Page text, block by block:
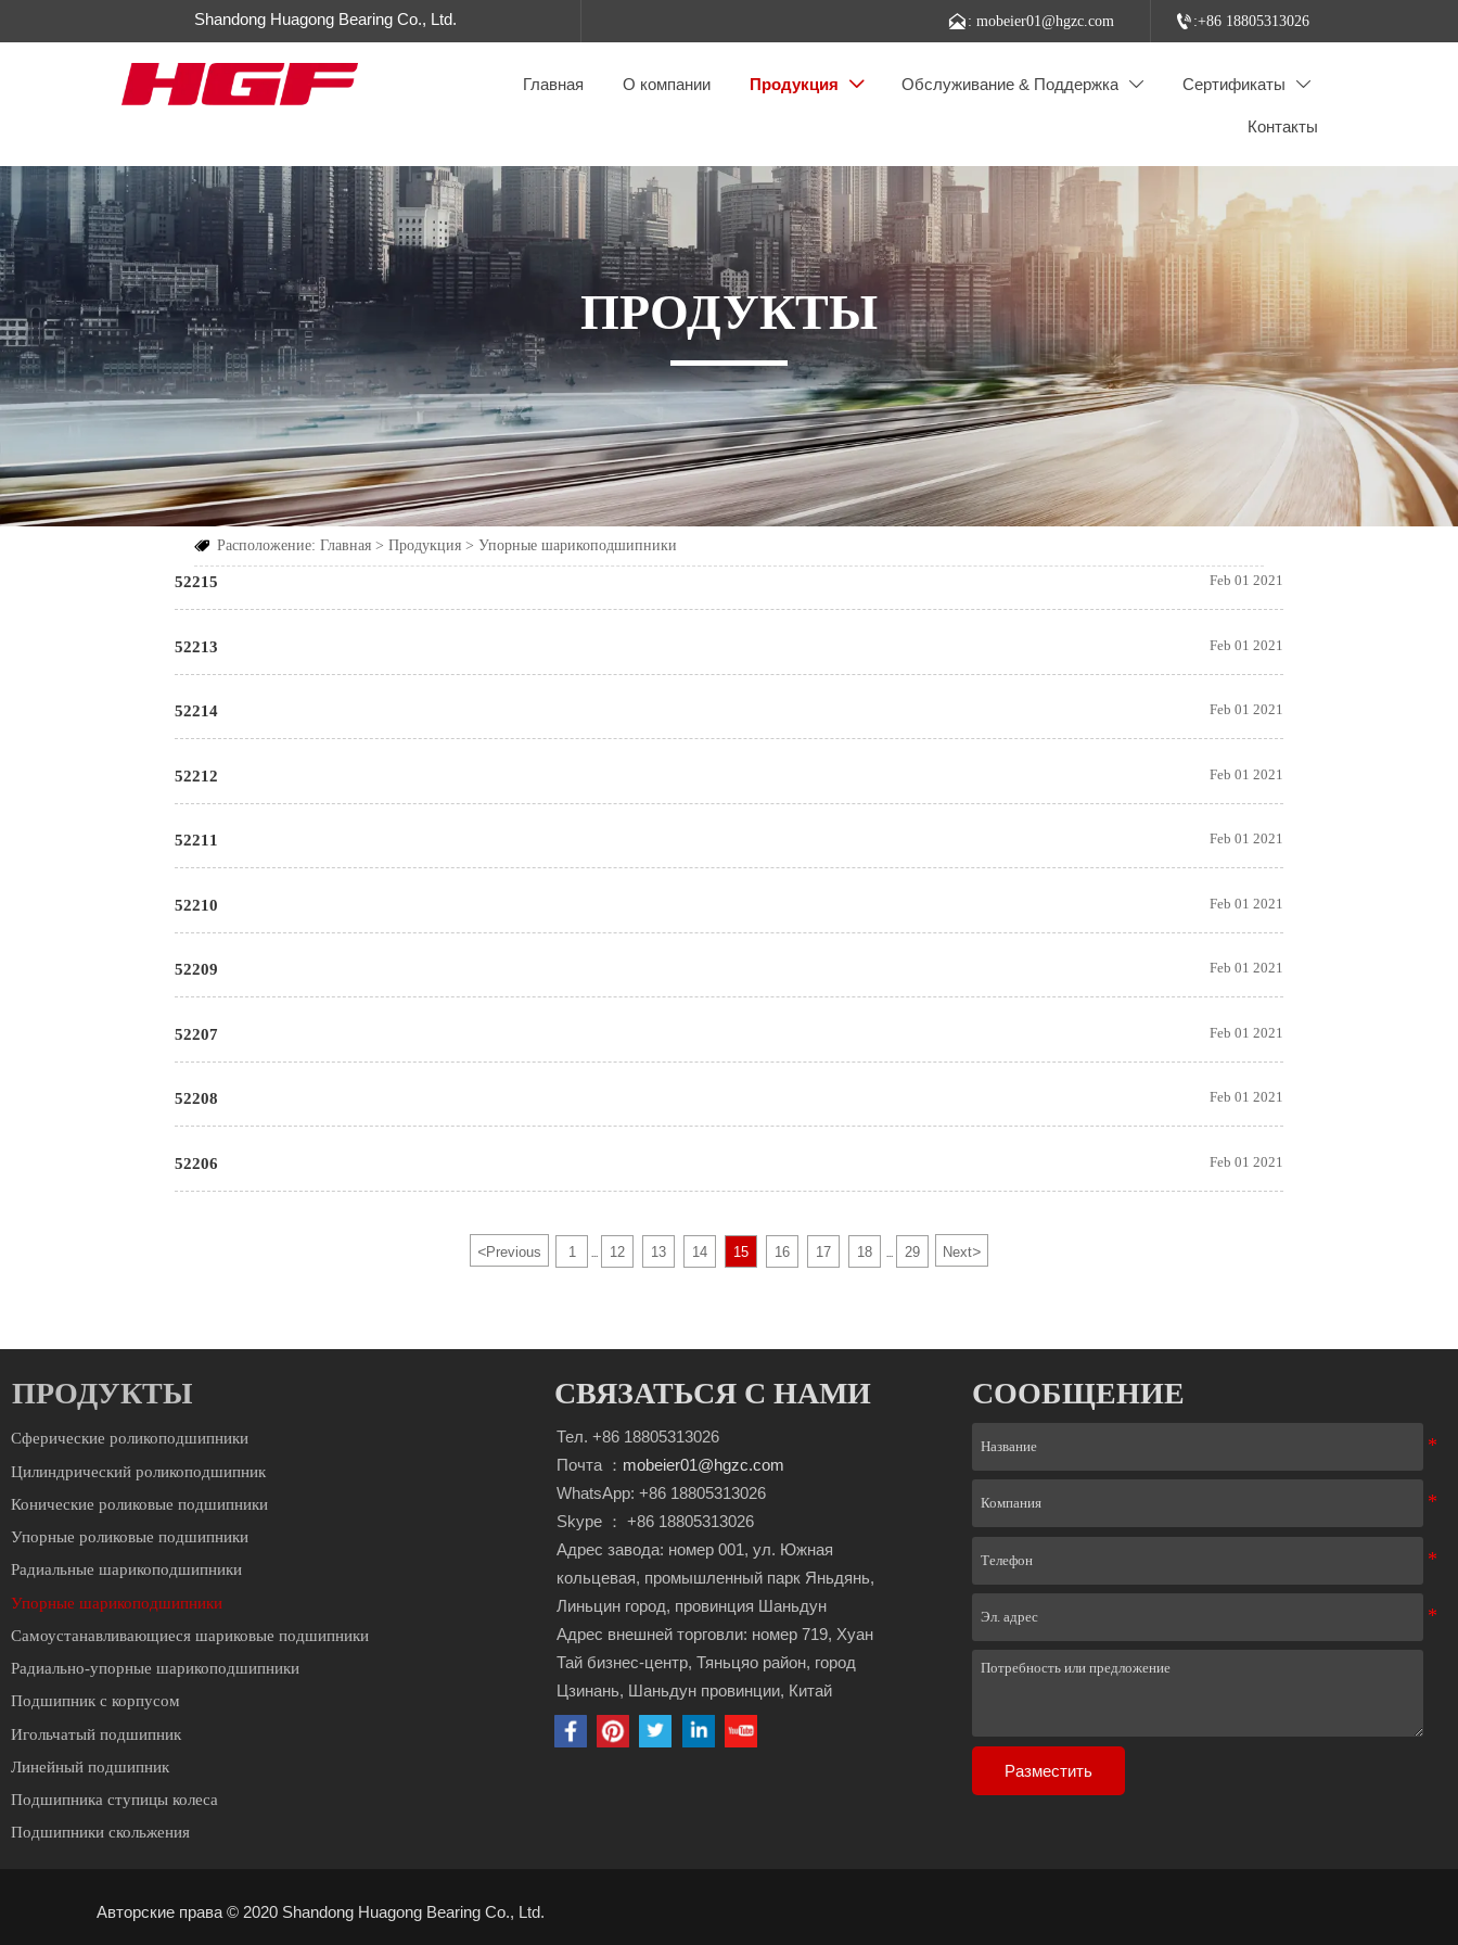
Shandong Huagong Bearing Co., Ltd. : mobeier01@hgzc.com :+86 18805313026
Главная О компании Продукция  Обслуживание & Поддержка  Сертификаты 
Контакты
ПРОДУКТЫ
 Расположение:Главная >Продукция >Упорные шарикоподшипники
52215 Feb 01 2021
52213 Feb 01 2021
52214 Feb 01 2021
52212 Feb 01 2021
52211 Feb 01 2021
52210 Feb 01 2021
52209 Feb 01 2021
52207 Feb 01 2021
52208 Feb 01 2021
52206 Feb 01 2021
<Previous 1 ... 12 13 14 15 16 17 18 ... 29 Next>
ПРОДУКТЫ
Сферические роликоподшипники
Цилиндрический роликоподшипник
Конические роликовые подшипники
Упорные роликовые подшипники
Радиальные шарикоподшипники
Упорные шарикоподшипники
Cамоустанавливающиеся шариковые подшипники
Радиально-упорные шарикоподшипники
Подшипник с корпусом
Игольчатый подшипник
Линейный подшипник
Подшипника ступицы колеса
Подшипники скольжения
СВЯЗАТЬСЯ С НАМИ
Тел. +86 18805313026
Почта ： mobeier01@hgzc.com
WhatsApp: +86 18805313026
Skype ： +86 18805313026
Адрес завода: номер 001, ул. Южная
кольцевая, промышленный парк Яньдянь,
Линьцин город, провинция Шаньдун
Адрес внешней торговли: номер 719, Хуан
Тай бизнес-центр, Тяньцяо район, город
Цзинань, Шаньдун провинции, Китай
СООБЩЕНИЕ
Разместить
Авторские права © 2020 Shandong Huagong Bearing Co., Ltd.